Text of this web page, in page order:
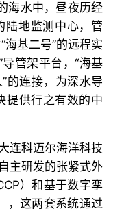
海水中，昼夜历经
陆地监测中心，管
基二号”的远程实
管架平台，“海基
的连接，为深水导
提供行之有效的中
连科迈尔海洋科技
主研发的张紧式外
）和基于数字孪
，这两套系统通过